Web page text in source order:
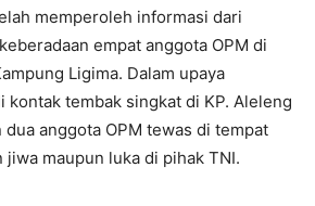
memperoleh informasi dari
empat anggota OPM di
Ligima. Dalam upaya
kontak tembak singkat di KP. Aleleng
anggota OPM tewas di tempat
jiwa maupun luka di pihak TNI.